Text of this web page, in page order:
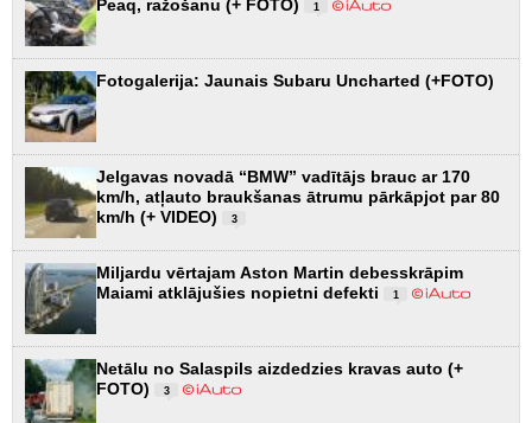
Peaq, ražošanu (+ FOTO) 1
Fotogalerija: Jaunais Subaru Uncharted (+FOTO)
Jelgavas novadā “BMW” vadītājs brauc ar 170
km/h, atļauto braukšanas ātrumu pārkāpjot par 80
km/h (+ VIDEO)
3
Miljardu vērtajam Aston Martin debesskrāpim
Maiami atklājušies nopietni defekti
1
Netālu no Salaspils aizdedzies kravas auto (+
FOTO)
3